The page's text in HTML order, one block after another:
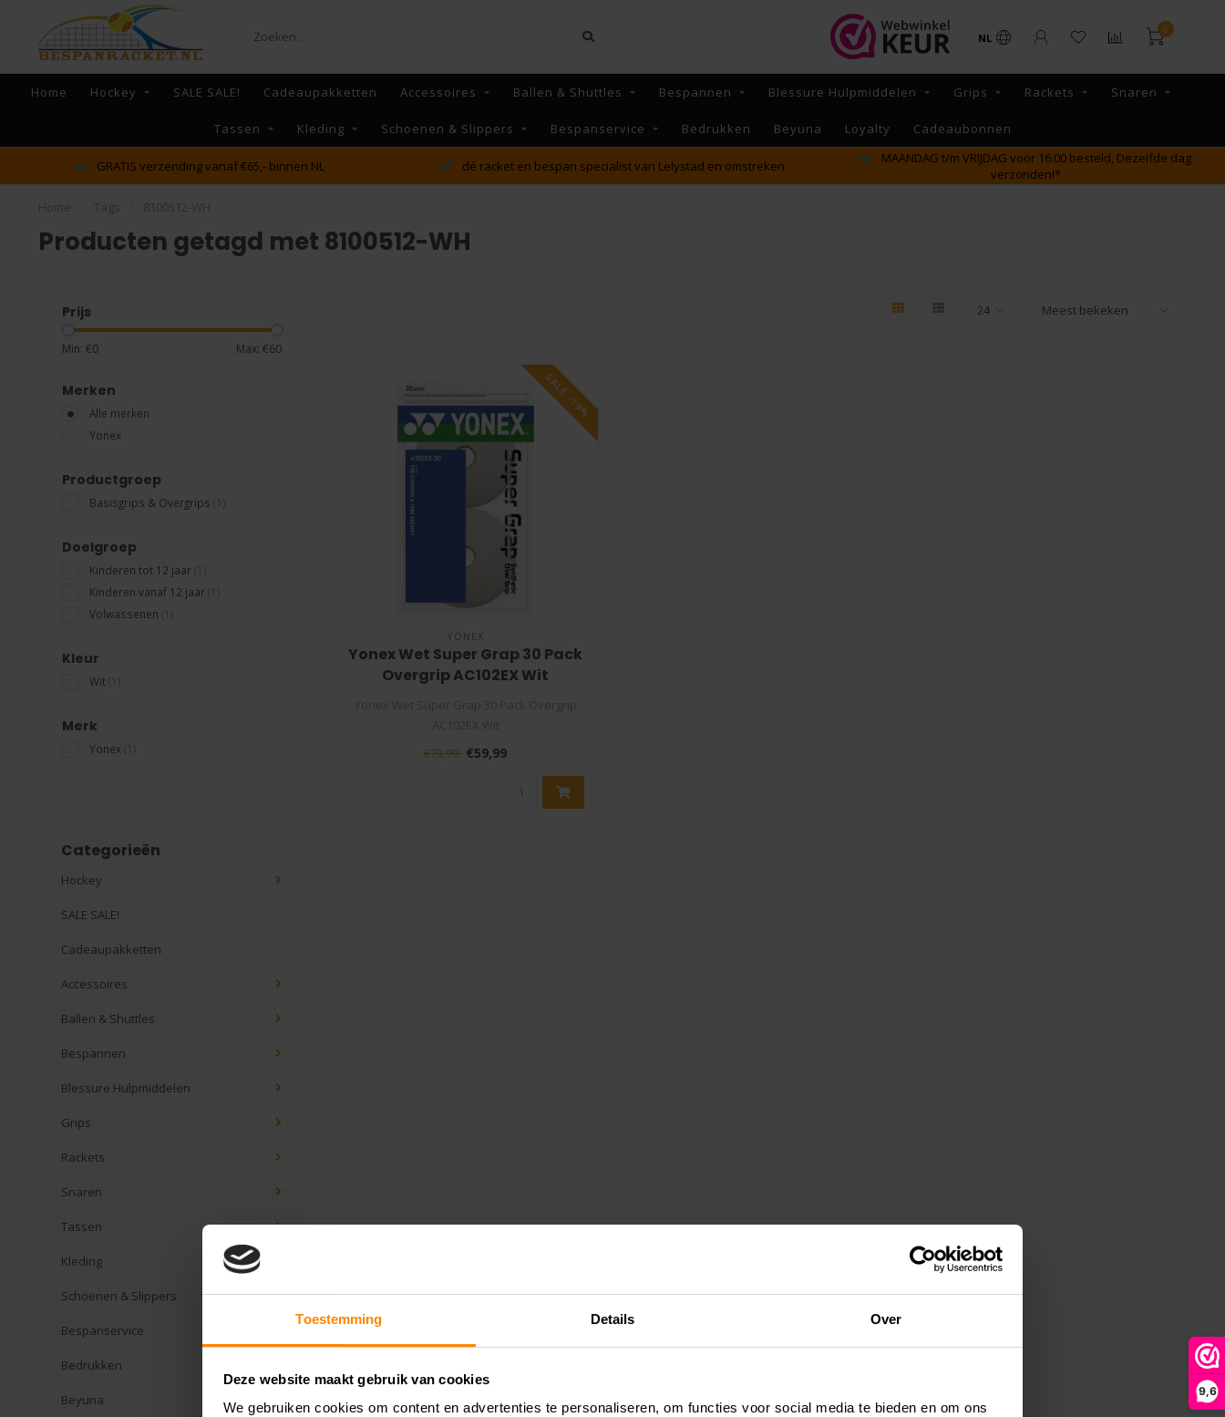
Toestemming Details Over
Deze website maakt gebruik van cookies
We gebruiken cookies om content en advertenties te personaliseren, om functies voor social media te bieden en om ons
9,6
NL
0
Home Hockey SALE SALE! Cadeaupakketten Accessoires Ballen & Shuttles Bespannen Blessure Hulpmiddelen Grips Rackets Snaren
Tassen Kleding Schoenen & Slippers Bespanservice Bedrukken Beyuna Loyalty Cadeaubonnen
GRATIS verzending vanaf €65,- binnen NL dé racket en bespan specialist van Lelystad en omstreken
MAANDAG t/m VRIJDAG voor 16:00 besteld, Dezelfde dag
verzonden!*
Producten getagd met 8100512-WH
Prijs
Min: €0 Max: €60
Merken
Alle merken
Yonex
Productgroep
Basisgrips & Overgrips
Doelgroep
Kinderen tot 12 jaar
Kinderen vanaf 12 jaar
Volwassenen
Kleur
Wit
Merk
Yonex
Categorieën
Hockey
SALE SALE!
Cadeaupakketten
Accessoires
Ballen & Shuttles
Bespannen
Blessure Hulpmiddelen
Grips
Rackets
Snaren
Tassen
Kleding
Schoenen & Slippers
Bespanservice
Bedrukken
Beyuna
SALE -19%
YONEX
Yonex Wet Super Grap 30 Pack
Overgrip AC102EX Wit
De Yonex Super Grap is één ..
€73,99 €59,99